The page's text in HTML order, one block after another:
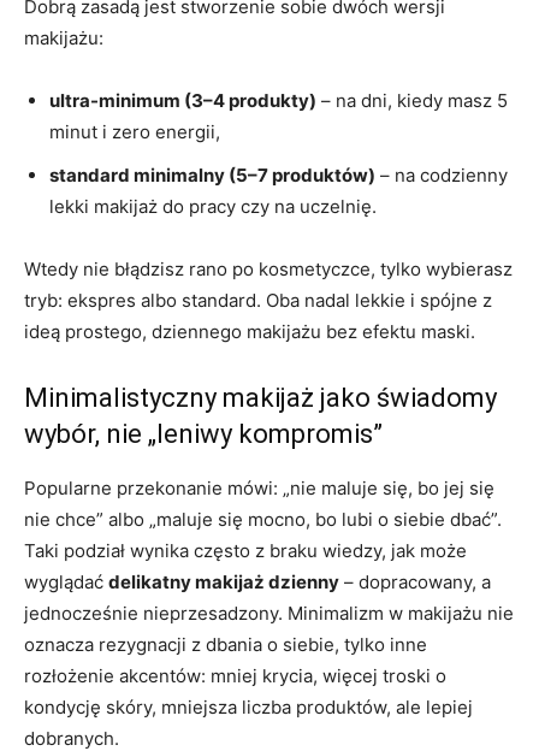
Dobrą zasadą jest stworzenie sobie dwóch wersji
makijażu:
ultra-minimum (3–4 produkty) – na dni, kiedy masz 5
minut i zero energii,
standard minimalny (5–7 produktów) – na codzienny
lekki makijaż do pracy czy na uczelnię.
Wtedy nie błądzisz rano po kosmetyczce, tylko wybierasz
tryb: ekspres albo standard. Oba nadal lekkie i spójne z
ideą prostego, dziennego makijażu bez efektu maski.
Minimalistyczny makijaż jako świadomy
wybór, nie „leniwy kompromis”
Popularne przekonanie mówi: „nie maluje się, bo jej się
nie chce” albo „maluje się mocno, bo lubi o siebie dbać”.
Taki podział wynika często z braku wiedzy, jak może
wyglądać delikatny makijaż dzienny – dopracowany, a
jednocześnie nieprzesadzony. Minimalizm w makijażu nie
oznacza rezygnacji z dbania o siebie, tylko inne
rozłożenie akcentów: mniej krycia, więcej troski o
kondycję skóry, mniejsza liczba produktów, ale lepiej
dobranych.